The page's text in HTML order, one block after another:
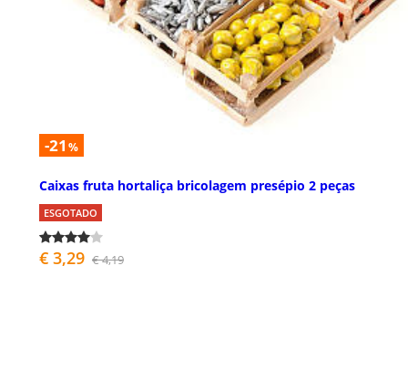
-21 %
Caixas fruta hortaliça bricolagem presépio 2 peças
ESGOTADO
€ 3,29 € 4,19